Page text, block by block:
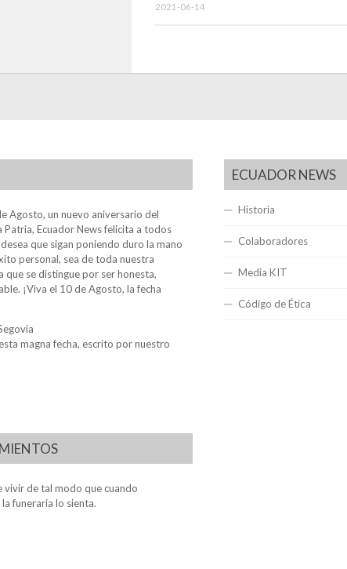
2021-06-14
Agosto, un nuevo aniversario del
Patria, Ecuador News felicita a todos
que sigan poniendo duro la mano
personal, sea de toda nuestra
que se distingue por ser honesta,
¡Viva el 10 de Agosto, la fecha
magna fecha, escrito por nuestro
vivir de tal modo que cuando
funeraria lo sienta.
ECUADOR NEWS
Historia
Colaboradores
Media KIT
Código de Ética